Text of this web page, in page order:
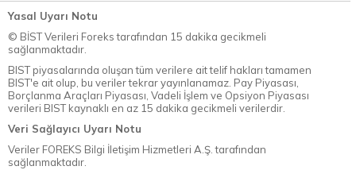
Yasal Uyarı Notu
© BİST Verileri Foreks tarafından 15 dakika gecikmeli
sağlanmaktadır.
BIST piyasalarında oluşan tüm verilere ait telif hakları tamamen
BIST'e ait olup, bu veriler tekrar yayınlanamaz. Pay Piyasası,
Borçlanma Araçları Piyasası, Vadeli İşlem ve Opsiyon Piyasası
verileri BIST kaynaklı en az 15 dakika gecikmeli verilerdir.
Veri Sağlayıcı Uyarı Notu
Veriler FOREKS Bilgi İletişim Hizmetleri A.Ş. tarafından
sağlanmaktadır.